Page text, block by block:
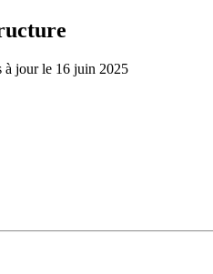
à jour le 16 juin 2025